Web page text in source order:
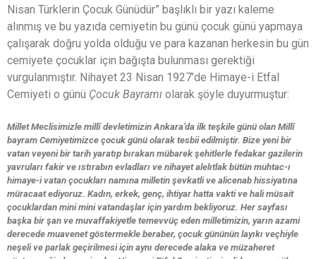
Nisan Türklerin Çocuk Günüdür” başlıklı bir yazı kaleme
alınmış ve bu yazıda cemiyetin bu günü çocuk günü yapmaya
çalışarak doğru yolda olduğu ve para kazanan herkesin bu gün
cemiyete çocuklar için bağışta bulunması gerektiği
vurgulanmıştır. Nihayet 23 Nisan 1927’de Himaye-i Etfal
Cemiyeti o günü Çocuk Bayramı olarak şöyle duyurmuştur:
Millet Meclisimizle millî devletimizin Ankara’da ilk teşkile günü olan Millî
bayram Cemiyetimizce çocuk günü olarak tesbii edilmiştir. Bize yeni bir
vatan veyeni bir tarih yaratıp bırakan mübarek şehitlerle fedakar gazilerin
yavruları fakir ve ıstırabın evladları ve nihayet alelıtlak bütün muhtac-ı
himaye-i vatan çocukları namına milletin şevkatli ve alicenab hissiyatına
müracaat ediyoruz. Kadın, erkek, genç, ihtiyar hatta vakti ve hali müsait
çocuklardan mini mini vatandaşlar için yardım bekliyoruz. Her sayfası
başka bir şan ve muvaffakiyetle temevvüç eden milletimizin, yarın azami
derecede muavenet göstermekle beraber, çocuk gününün layıkı veçhiyle
neşeli ve parlak geçirilmesi için aynı derecede alaka ve müzaheret